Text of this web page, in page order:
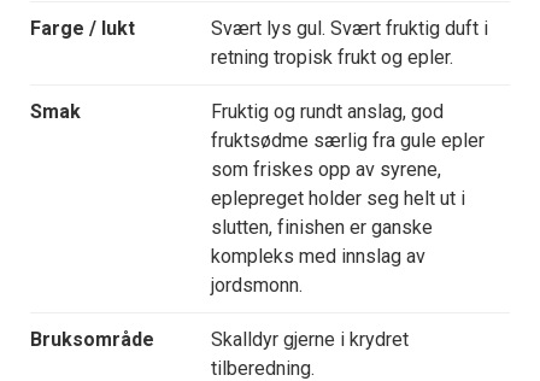
Farge / lukt
Svært lys gul. Svært fruktig duft i
retning tropisk frukt og epler.
Smak
Fruktig og rundt anslag, god
fruktsødme særlig fra gule epler
som friskes opp av syrene,
eplepreget holder seg helt ut i
slutten, finishen er ganske
kompleks med innslag av
jordsmonn.
Bruksområde
Skalldyr gjerne i krydret
tilberedning.